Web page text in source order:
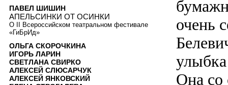
очень
Она со
ПАВЕЛ ШИШИН
АПЕЛЬСИНКИ ОТ ОСИНКИ
О II Всероссийском театральном фестивале
«ГиБрИд»
ОЛЬГА СКОРОЧКИНА
ИГОРЬ ЛАРИН
СВЕТЛАНА СВИРКО
АЛЕКСЕЙ СЛЮСАРЧУК
АЛЕКСЕЙ ЯНКОВСКИЙ